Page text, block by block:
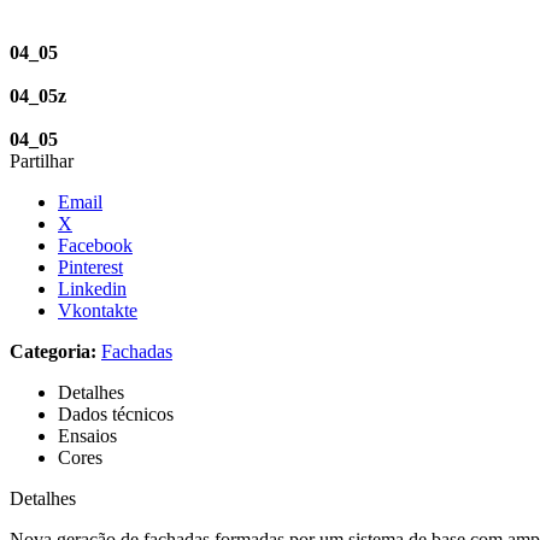
04_05
04_05z
04_05
Partilhar
Email
X
Facebook
Pinterest
Linkedin
Vkontakte
Categoria: Fachadas
Detalhes
Dados técnicos
Ensaios
Cores
Detalhes